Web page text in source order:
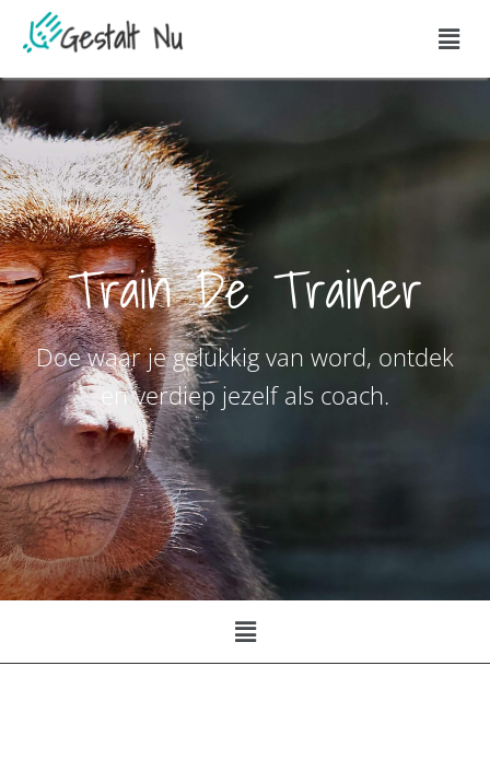
Train De Trainer
Doe waar je gelukkig van word, ontdek
en verdiep jezelf als coach.